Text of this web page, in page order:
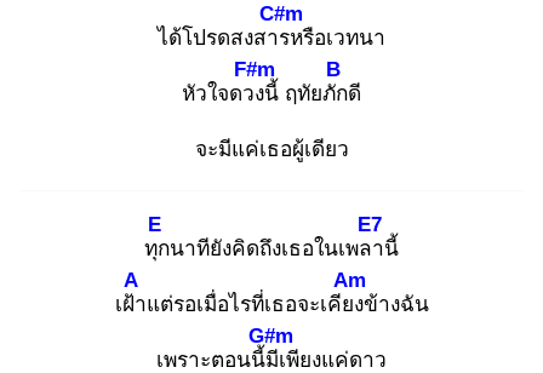
ได้โปรดสงสาร
C#m
หรือเวทนา
หัวใจดวง
F#m
นี้ ฤทัยภัก
B
ดี
จะมีแค่เธอผู้เดียว
ทุก
E
นาทียังคิดถึงเธอในเพลา
E7
นี้
เฝ้า
A
แต่รอเมื่อไรที่เธอจะเคียง
Am
ข้างฉัน
เพราะตอนนี้มี
G#m
เพียงแค่ดาว